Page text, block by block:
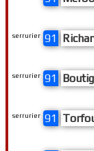
serrurier 91
serrurier 91
serrurier 91